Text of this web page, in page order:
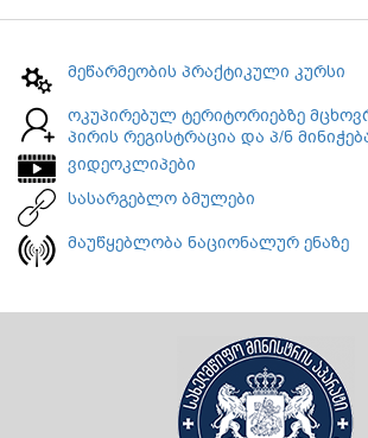
მეწარმეობის პრაქტიკული კურსი
ოკუპირებულ ტერიტორიებზე
პირის რეგისტრაცია და პ/ნ
ვიდეოკლიპები
სასარგებლო ბმულები
მაუწყებლობა ნაციონალურ ენაზე